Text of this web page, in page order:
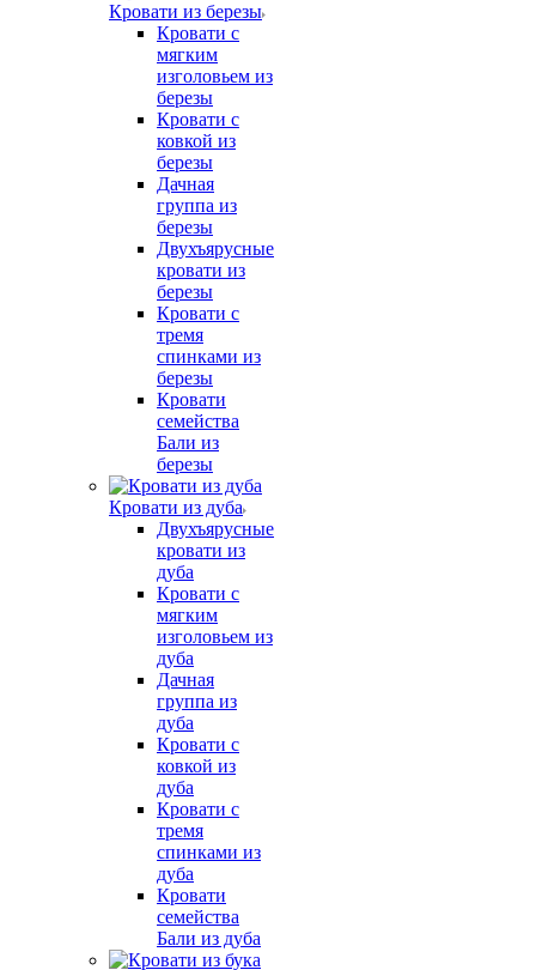
Кровати из березы
Кровати с
мягким
изголовьем из
березы
Кровати с
ковкой из
березы
Дачная
группа из
березы
Двухъярусные
кровати из
березы
Кровати с
тремя
спинками из
березы
Кровати
семейства
Бали из
березы
Кровати из дуба
Двухъярусные
кровати из
дуба
Кровати с
мягким
изголовьем из
дуба
Дачная
группа из
дуба
Кровати с
ковкой из
дуба
Кровати с
тремя
спинками из
дуба
Кровати
семейства
Бали из дуба